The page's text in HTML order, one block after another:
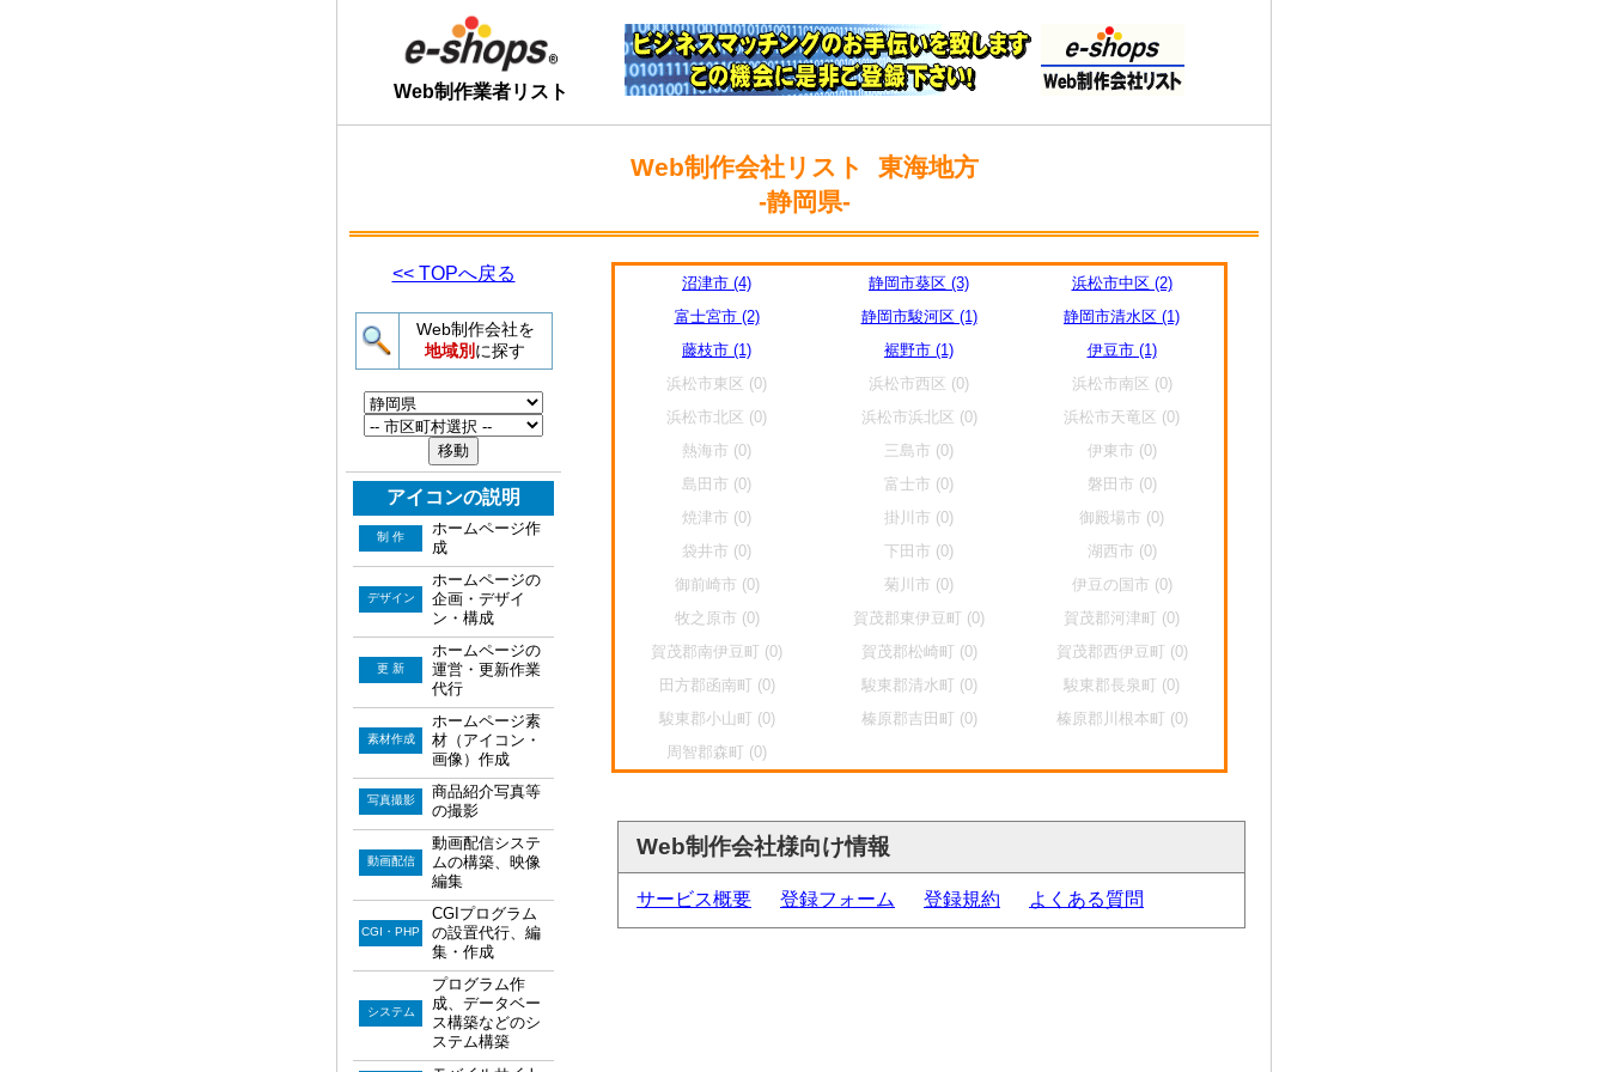
Web制作業者リスト
Web制作会社リスト 東海地方
-静岡県-
<< TOPへ戻る
Web制作会社を
地域別 に探す
アイコンの説明
制 作
ホームページ作
成
デザイン
ホームページの
企画・デザイ
ン・構成
更 新
ホームページの
運営・更新作業
代行
素材作成
ホームページ素
材（アイコン・
画像）作成
写真撮影
商品紹介写真等
の撮影
動画配信
動画配信システ
ムの構築、映像
編集
CGI・PHP
CGIプログラム
の設置代行、編
集・作成
システム
プログラム作
成、データベー
ス構築などのシ
ステム構築
沼津市 (4) 静岡市葵区 (3)
浜松市中区 (2)
富士宮市 (2)
静岡市駿河区 (1)
静岡市清水区 (1)
藤枝市 (1)
裾野市 (1)
伊豆市 (1)
浜松市東区 (0)
浜松市西区 (0)
浜松市南区 (0)
浜松市北区 (0)
浜松市浜北区 (0)
浜松市天竜区 (0)
熱海市 (0)
三島市 (0)
伊東市 (0)
島田市 (0)
富士市 (0)
磐田市 (0)
焼津市 (0)
掛川市 (0)
御殿場市 (0)
袋井市 (0)
下田市 (0)
湖西市 (0)
御前崎市 (0)
菊川市 (0)
伊豆の国市 (0)
牧之原市 (0)
賀茂郡東伊豆町 (0)
賀茂郡河津町 (0)
賀茂郡南伊豆町 (0)
賀茂郡松崎町 (0)
賀茂郡西伊豆町 (0)
田方郡函南町 (0)
駿東郡清水町 (0)
駿東郡長泉町 (0)
駿東郡小山町 (0)
榛原郡吉田町 (0)
榛原郡川根本町 (0)
周智郡森町 (0)
Web制作会社様向け情報
サービス概要 登録フォーム 登録規約 よくある質問